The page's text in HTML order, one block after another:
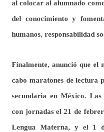
al colocar al alumnado
del conocimiento y
humanos, responsabilidad
Finalmente, anunció que el
cabo maratones de lectura
secundaria en México.
con jornadas el 21 de
Lengua Materna, y el 1